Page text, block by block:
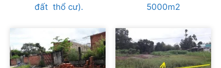
đất thổ cư).
5000m2